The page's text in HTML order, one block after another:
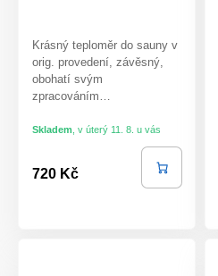
Krásný teploměr do sauny v
orig. provedení, závěsný,
obohatí svým
zpracováním…
Skladem v úterý 11. 8. u vás
720 Kč